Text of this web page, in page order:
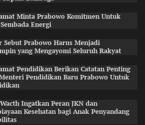
Minta Prabowo Komitmen Untuk
Energi
Sebut Prabowo Harus Menjadi
yang Mengayomi Seluruh Rakyat
Pendidikan Berikan Catatan Penting
Pendidikan Baru Prabowo Untuk
Wacth Ingatkan Peran JKN dan
Kesehatan bagi Anak Penyandang